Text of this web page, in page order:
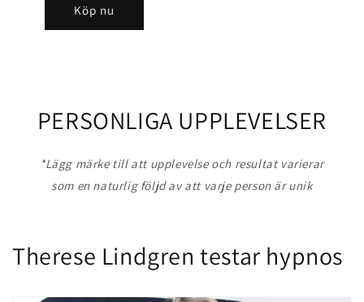
Köp nu
PERSONLIGA UPPLEVELSER
*Lägg märke till att upplevelse och resultat varierar
som en naturlig följd av att varje person är unik
Therese Lindgren testar hypnos